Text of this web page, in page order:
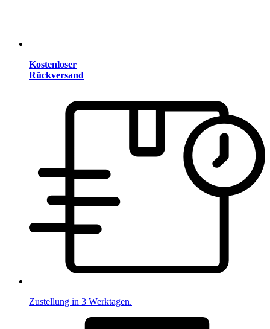
Kostenloser
Rückversand
Zustellung in 3 Werktagen.